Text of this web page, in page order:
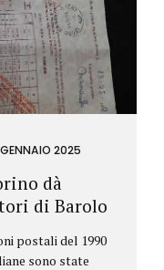
2025
dà
di Barolo
postali del 1990
sono state